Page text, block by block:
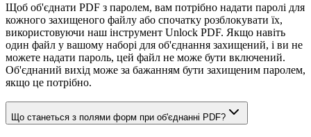
Щоб об'єднати PDF з паролем, вам потрібно надати паролі для
кожного захищеного файлу або спочатку розблокувати їх,
використовуючи наш інструмент Unlock PDF. Якщо навіть
один файл у вашому наборі для об'єднання захищений, і ви не
можете надати пароль, цей файл не може бути включений.
Об'єднаний вихід може за бажанням бути захищеним паролем,
якщо це потрібно.
Що станеться з полями форм при об'єднанні PDF?